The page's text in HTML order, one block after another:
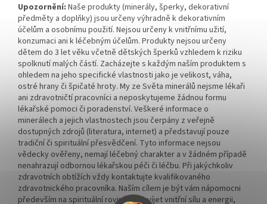
Upozornění: Naše produkty (minerály, šperky, dekorativní
předměty a doplňky) jsou určeny výhradně k dekorativním
účelům a osobnímu použití. Nejsou určeny k vnitřnímu užití,
konzumaci ani k léčebným účelům. Produkty nejsou určeny
dětem do 3 let věku včetně dětských šperků vzhledem k riziku
spolknutí malých částí. Zacházejte s každým naším produktem s
ohledem na jeho specifické vlastnosti jako je velikost, váha,
ostré hrany či špičaté hroty. My ze Světa minerálů nejsme lékaři
ani zdravotničtí pracovníci a neposkytujeme žádnou formu
lékařské pomoci či poradenství. Veškeré informace o
minerálech a jejich vlastnostech jsou čerpány z veřejně
dostupných zdrojů (literatura, internet) a představují pouze
tradiční či spirituální přesvědčení. Tyto informace nejsou
vědecky ověřeny, nemají léčebný charakter a v žádném případě
nenahrazují odbornou lékařskou péči či léčbu. Při jakýchkoliv
zdravotních obtížích vždy kontaktujte kvalifikovaného
zdravotnického pracovníka. Naším cílem je být vám nápomocni
především na spirituální rovině a rozvíjet vnitřní sílu a energii,